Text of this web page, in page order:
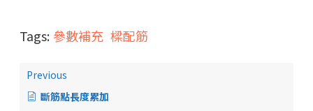
Tags: 參數補充 樑配筋
Previous
斷筋點長度累加